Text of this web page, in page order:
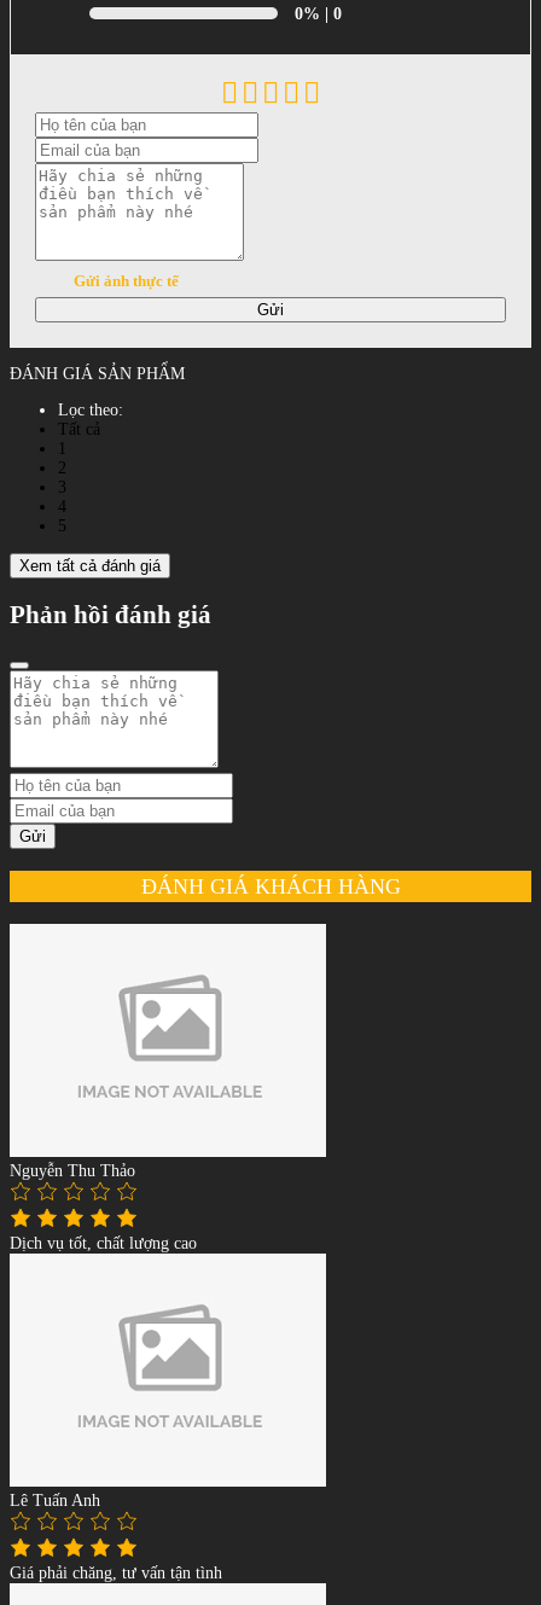
0% | 0
Gửi ảnh thực tế
Gửi
ĐÁNH GIÁ SẢN PHẨM
Lọc theo:
Tất cả
2
3
4
5
Xem tất cả đánh giá
Phản hồi đánh giá
Gửi
ĐÁNH GIÁ KHÁCH HÀNG
Nguyễn Thu Thảo
Dịch vụ tốt, chất lượng cao
Lê Tuấn Anh
Giá phải chăng, tư vấn tận tình